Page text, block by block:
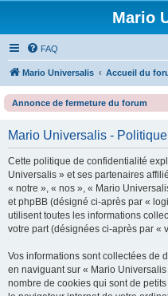
Mario
FAQ
Mario Universalis Accueil du
Annonce de fermeture du forum
Mario Universalis -
Cette politique de confidentialité
Universalis » et ses partenaires
« notre », « nos », « Mario
et phpBB (désigné ci-après par «
utilisent toutes les informations
votre part (désignées ci-après par «
Vos informations sont collectées de
en naviguant sur « Mario
nombre de cookies qui sont de